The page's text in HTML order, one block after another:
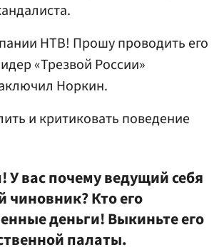
НТВ! Прошу проводить его
«Трезвой России»
Норкин.
и критиковать поведение
У вас почему ведущий себя
чиновник? Кто его
деньги! Выкиньте его
палаты.